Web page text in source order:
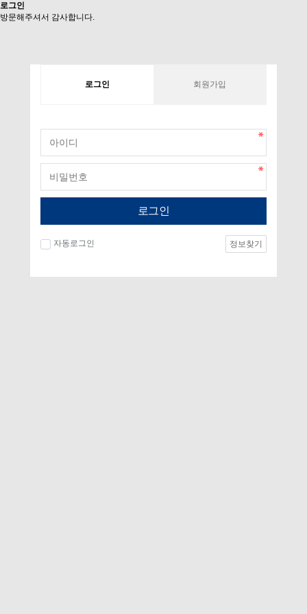
로그인
방문해주셔서 감사합니다.
로그인 회원가입
로그인
자동로그인 정보찾기